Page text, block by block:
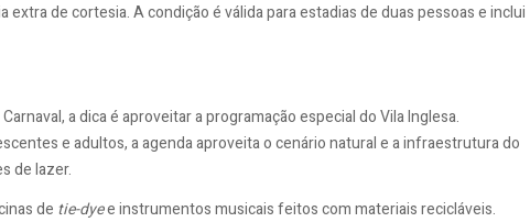
extra de cortesia. A condição é válida para estadias de duas pessoas e inclui
a dica é aproveitar a programação especial do Vila Inglesa.
e adultos, a agenda aproveita o cenário natural e a infraestrutura do
de lazer.
de tie-dyee instrumentos musicais feitos com materiais recicláveis.